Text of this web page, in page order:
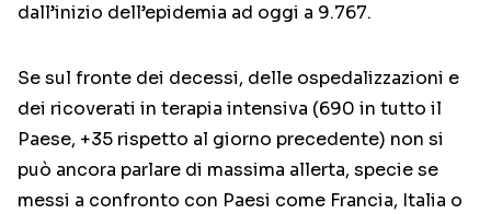
dall’inizio dell’epidemia ad oggi a 9.767.
Se sul fronte dei decessi, delle ospedalizzazioni e
dei ricoverati in terapia intensiva (690 in tutto il
Paese, +35 rispetto al giorno precedente) non si
può ancora parlare di massima allerta, specie se
messi a confronto con Paesi come Francia, Italia o